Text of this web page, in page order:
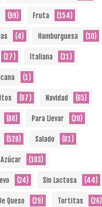
(99) Fruta (154)
(4) Hamburguesa (10)
(27) Italiana (31)
(1)
(87) Navidad (65)
(88) Para Llevar (20)
(528) Salado (81)
(103)
(24) Sin Lactosa (44)
Queso (29) Tortitas (26)